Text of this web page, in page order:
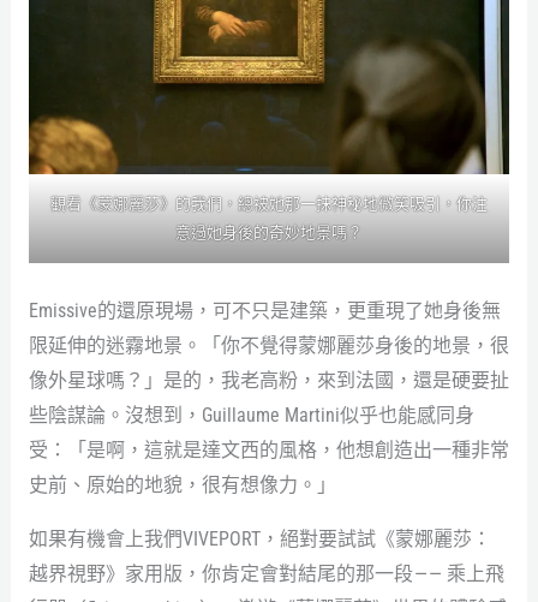
觀看《蒙娜麗莎》的我們，總被她那一抹神秘地微笑吸引，你注
意過她身後的奇妙地景嗎？
Emissive的還原現場，可不只是建築，更重現了她身後無
限延伸的迷霧地景。「你不覺得蒙娜麗莎身後的地景，很
像外星球嗎？」是的，我老高粉，來到法國，還是硬要扯
些陰謀論。沒想到，Guillaume Martini似乎也能感同身
受：「是啊，這就是達文西的風格，他想創造出一種非常
史前、原始的地貌，很有想像力。」
如果有機會上我們VIVEPORT，絕對要試試《蒙娜麗莎：
越界視野》家用版，你肯定會對結尾的那一段 — — 乘上飛